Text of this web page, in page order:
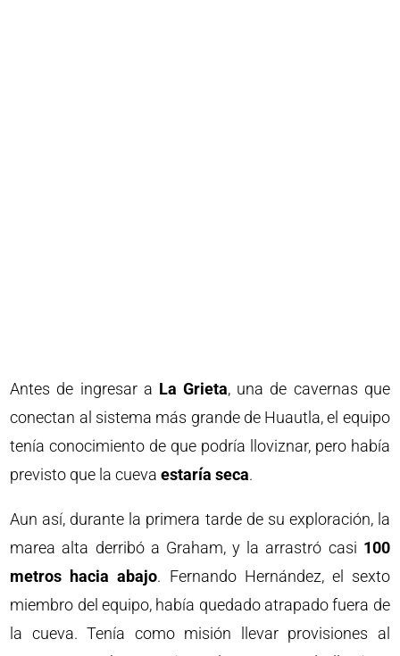
Antes de ingresar a La Grieta, una de cavernas que
conectan al sistema más grande de Huautla, el equipo
tenía conocimiento de que podría lloviznar, pero había
previsto que la cuevaestaría seca.
Aun así, durante la primera tarde de su exploración, la
marea alta derribó a Graham, y la arrastró casi 100
metros hacia abajo. Fernando Hernández, el sexto
miembro del equipo, había quedado atrapado fuera de
la cueva. Tenía como misión llevar provisiones al